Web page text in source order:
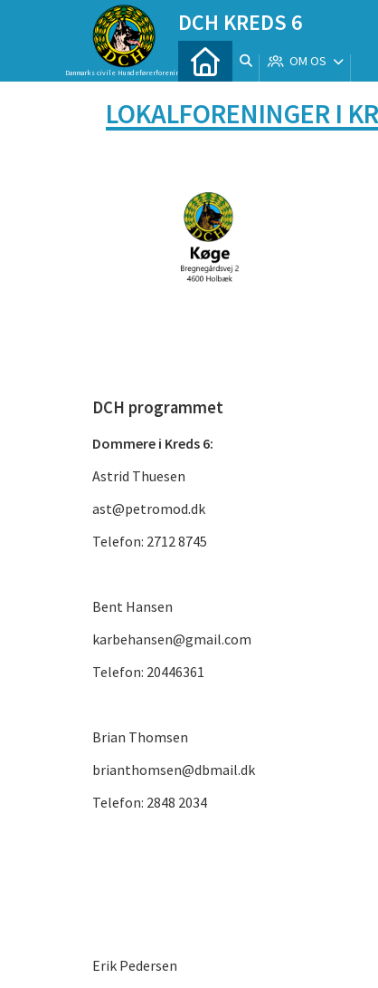
DCH KREDS 6
Danmarks civile Hundeførerforening
OM OS
LOKALFORENINGER I
DCH programmet
Dommere i Kreds 6:
Astrid Thuesen
ast@petromod.dk
Telefon: 2712 8745
Bent Hansen
karbehansen@gmail.com
Telefon: 20446361
Brian Thomsen
brianthomsen@dbmail.dk
Telefon: 2848 2034
Erik Pedersen